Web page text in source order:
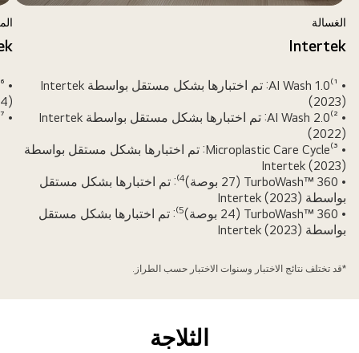
الغسالة
Intertek
• ¹⁾AI Wash 1.0: تم اختبارها بشكل مستقل بواسطة Intertek
(2023)
• ²⁾AI Wash 2.0: تم اختبارها بشكل مستقل بواسطة Intertek
(2022)
• ³⁾Microplastic Care Cycle: تم اختبارها بشكل مستقل بواسطة
Intertek (2023)
• TurboWash™ 360 (27 بوصة)
4⁾: تم اختبارها بشكل مستقل
بواسطة Intertek (2023)
• TurboWash™ 360 (24 بوصة)
5⁾: تم اختبارها بشكل مستقل
بواسطة Intertek (2023)
• ⁷⁾AI Dry™: تم اختبارها بشكل مستقل بواسطة Intertek (2024)
*قد تختلف نتائج الاختبار وسنوات الاختبار حسب الطراز.
الثلاجة